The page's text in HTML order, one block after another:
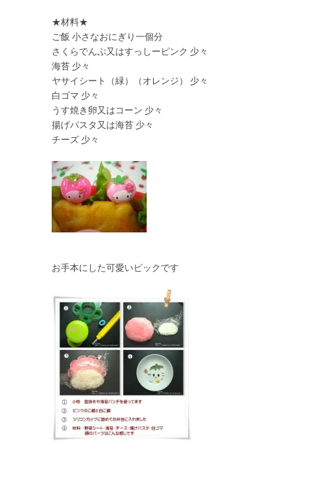
★材料★
ご飯 小さなおにぎり一個分
さくらでんぷ又はすっしーピンク 少々
海苔 少々
ヤサイシート（緑）（オレンジ） 少々
白ゴマ 少々
うす焼き卵又はコーン 少々
揚げパスタ又は海苔 少々
チーズ 少々
お手本にした可愛いピックです